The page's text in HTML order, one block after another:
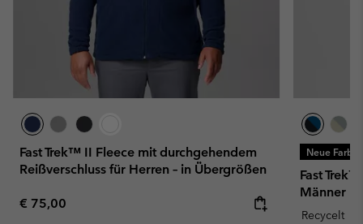
Fast Trek™ II Fleece mit durchgehendem
Reißverschluss für Herren – in Übergrößen
Regular price:
€ 75,00
Neue
Fast
Männer
Recycelt